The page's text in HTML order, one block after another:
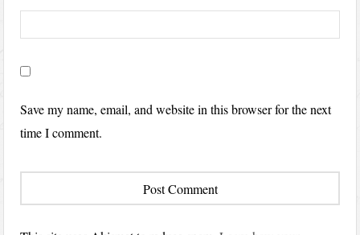
Save my name, email, and website in this browser for the next
time I comment.